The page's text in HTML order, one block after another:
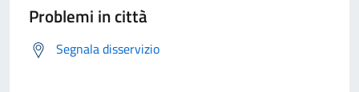
Problemi in città
Segnala disservizio